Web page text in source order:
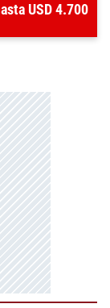
USD 4.700